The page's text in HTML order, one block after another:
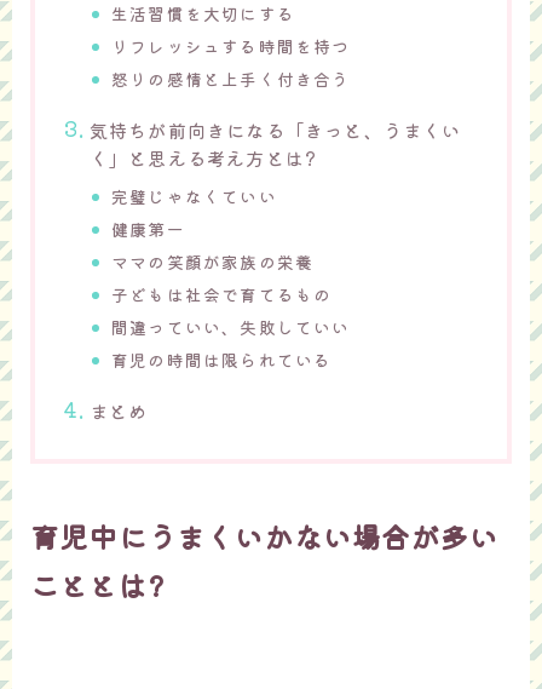
生活習慣を大切にする
リフレッシュする時間を持つ
怒りの感情と上手く付き合う
気持ちが前向きになる「きっと、うまくい
く」と思える考え方とは?
完璧じゃなくていい
健康第一
ママの笑顔が家族の栄養
子どもは社会で育てるもの
間違っていい、失敗していい
育児の時間は限られている
まとめ
育児中にうまくいかない場合が多い
こととは?